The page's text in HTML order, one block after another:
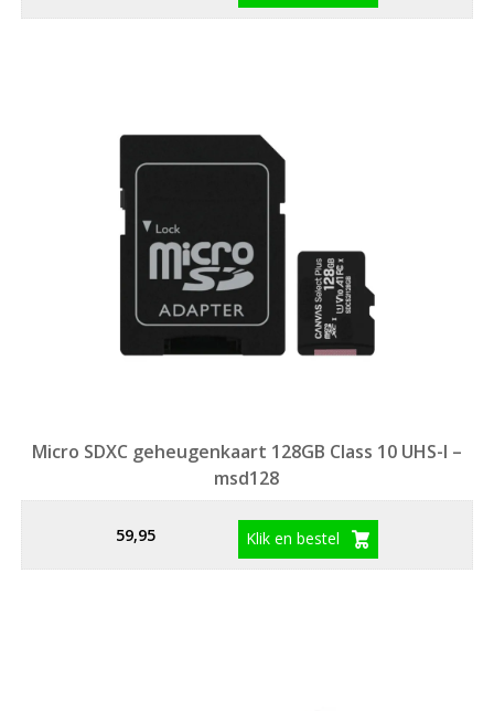
Micro SDXC geheugenkaart 128GB Class 10 UHS-I –
msd128
59,95 Klik en bestel